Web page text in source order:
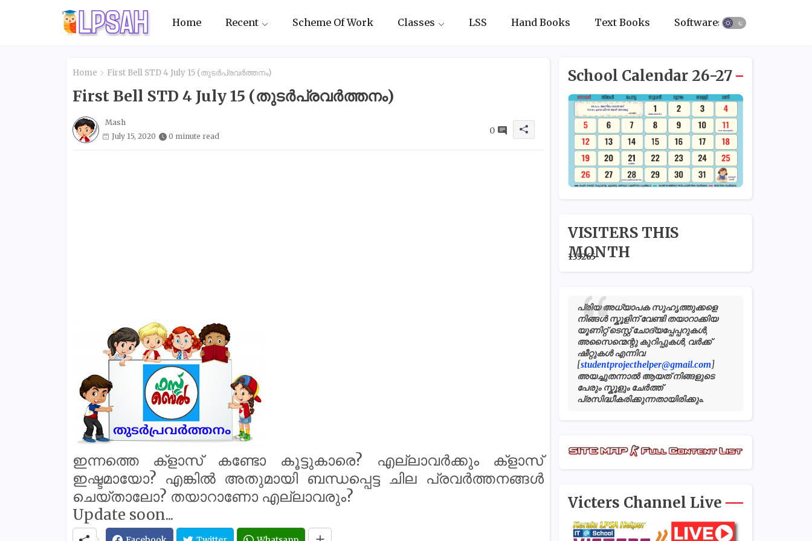
Home Recent Scheme Of Work Classes LSS Hand Books Text Books Softwares
Home First Bell STD 4 July 15 (തുടർപ്രവർത്തനം)
First Bell STD 4 July 15 (തുടർപ്രവർത്തനം)
Mash
July 15, 2020
0 minute read
0
ഇന്നത്തെ ക്‌ളാസ് കണ്ടോ കൂട്ടുകാരെ? എല്ലാവർക്കും ക്‌ളാസ്
ഇഷ്ടമായോ? എങ്കിൽ അതുമായി ബന്ധപ്പെട്ട ചില പ്രവർത്തനങ്ങൾ
ചെയ്താലോ? തയാറാണോ എല്ലാവരും?
Update soon...
School Calendar 26-27
VISITERS THIS
MONTH
135265
പ്രിയ അധ്യാപക സുഹൃത്തുക്കളെ
നിങ്ങൾ സ്കൂളിന് വേണ്ടി തയാറാക്കിയ
യൂണിറ്റ് ടെസ്റ്റ് ചോദ്യപ്പേപ്പറുകൾ,
അസൈന്മെന്റു കുറിപ്പുകൾ, വർക്ക്
ഷീറ്റുകൾ എന്നിവ
[studentprojecthelper@gmail.com]
അയച്ചുതന്നാൽ ആയത് നിങ്ങളുടെ
പേരും സ്കൂളും ചേർത്ത്
പ്രസിദ്ധീകരിക്കുന്നതായിരിക്കും.
Victers Channel Live